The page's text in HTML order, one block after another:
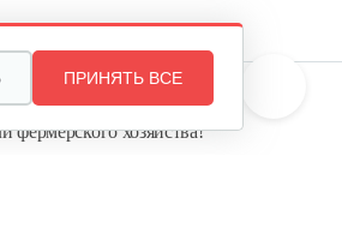
Смотреть
идеальный вариант
фермерского хозяйства!
ПРИНЯТЬ ВСЕ